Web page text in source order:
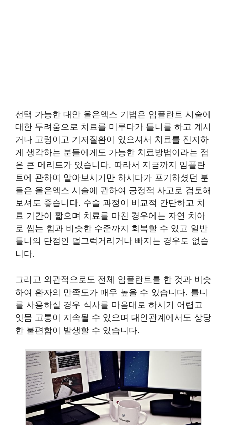
선택 가능한 대안 올온엑스 기법은 임플란트 시술에
대한 두려움으로 치료를 미루다가 틀니를 하고 계시
거나 고령이고 기저질환이 있으셔서 치료를 진지하
게 생각하는 분들에게도 가능한 치료방법이라는 점
은 큰 메리트가 있습니다. 따라서 지금까지 임플란
트에 관하여 알아보시기만 하시다가 포기하셨던 분
들은 올온엑스 시술에 관하여 긍정적 사고로 검토해
보셔도 좋습니다. 수술 과정이 비교적 간단하고 치
료 기간이 짧으며 치료를 마친 경우에는 자연 치아
로 씹는 힘과 비슷한 수준까지 회복할 수 있고 일반
틀니의 단점인 덜그럭거리거나 빠지는 경우도 없습
니다.
그리고 외관적으로도 전체 임플란트를 한 것과 비슷
하여 환자의 만족도가 매우 높을 수 있습니다. 틀니
를 사용하실 경우 식사를 마음대로 하시기 어렵고
잇몸 고통이 지속될 수 있으며 대인관계에서도 상당
한 불편함이 발생할 수 있습니다.